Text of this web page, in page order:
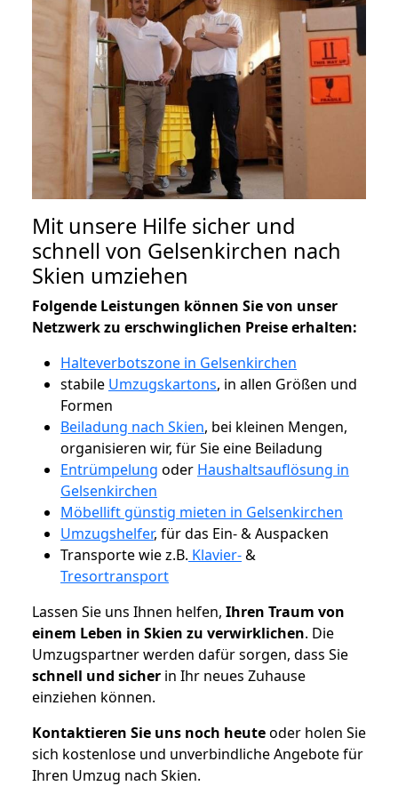
Mit unsere Hilfe sicher und
schnell von Gelsenkirchen nach
Skien umziehen
Folgende Leistungen können Sie von unser
Netzwerk zu erschwinglichen Preise erhalten:
Halteverbotszone in Gelsenkirchen
stabile Umzugskartons, in allen Größen und
Formen
Beiladung nach Skien, bei kleinen Mengen,
organisieren wir, für Sie eine Beiladung
Entrümpelung oder Haushaltsauflösung in
Gelsenkirchen
Möbellift günstig mieten in Gelsenkirchen
Umzugshelfer, für das Ein- & Auspacken
Transporte wie z.B. Klavier-&
Tresortransport
Lassen Sie uns Ihnen helfen, Ihren Traum von
einem Leben in Skien zu verwirklichen. Die
Umzugspartner werden dafür sorgen, dass Sie
schnell und sicher in Ihr neues Zuhause
einziehen können.
Kontaktieren Sie uns noch heuteoder holen Sie
sich kostenlose und unverbindliche Angebote für
Ihren Umzug nach Skien.